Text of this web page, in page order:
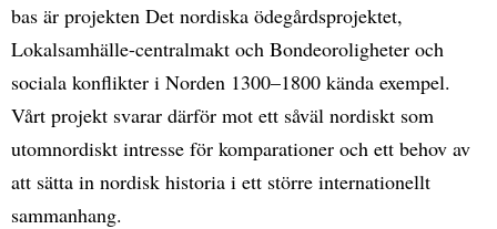
bas är projekten Det nordiska ödegårdsprojektet,
Lokalsamhälle-centralmakt och Bondeoroligheter och
sociala konflikter i Norden 1300–1800 kända exempel.
Vårt projekt svarar därför mot ett såväl nordiskt som
utomnordiskt intresse för komparationer och ett behov av
att sätta in nordisk historia i ett större internationellt
sammanhang.